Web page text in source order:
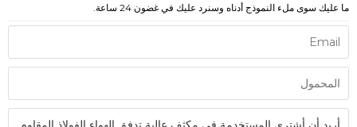
ما عليك سوى ملء النموذج أدناه وسنرد عليك في غضون 24 ساعة.